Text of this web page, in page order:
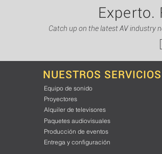
Experto.
Catch up on the latest AV industry
NUESTROS SERVICIOS
Equipo de sonido
Proyectores
Alquiler de televisores
Paquetes audiovisuales
Producción de eventos
Entrega y configuración